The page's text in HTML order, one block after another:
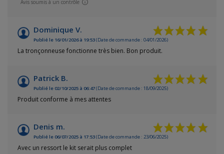
Avis soumis à un contrôle
Dominique V.
Publié le 16/01/2026 à 19:53(Date de commande : 04/01/2026)
La tronçonneuse fonctionne très bien. Bon produit.
Patrick B.
Publié le 02/10/2025 à 06:47(Date de commande : 18/09/2025)
Produit conforme à mes attentes
Denis m.
Publié le 06/07/2025 à 17:53(Date de commande : 23/06/2025)
Avec un ressort le kit serait plus complet